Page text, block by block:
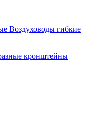
Воздуховоды гибкие
кронштейны